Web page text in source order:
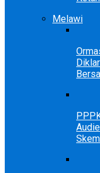
Melawi